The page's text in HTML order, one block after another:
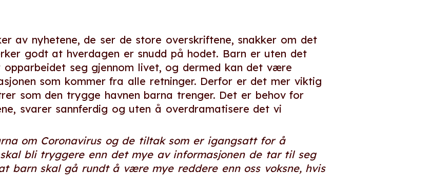
av nyhetene, de ser de store overskriftene, snakker om det
godt at hverdagen er snudd på hodet. Barn er uten det
seg gjennom livet, og dermed kan det være
som kommer fra alle retninger. Derfor er det mer viktig
som den trygge havnen barna trenger. Det er behov for
svarer sannferdig og uten å overdramatisere det vi
om Coronavirus og de tiltak som er igangsatt for å
bli tryggere enn det mye av informasjonen de tar til seg
barn skal gå rundt å være mye reddere enn oss voksne, hvis